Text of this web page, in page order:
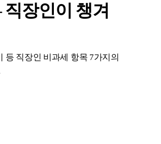
장인이 챙겨
등 직장인 비과세 항목 7가지의